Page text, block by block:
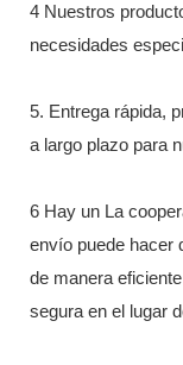
4 Nuestros
necesidades
5. Entrega rápida,
a largo plazo para
6 Hay un La
envío puede hacer
de manera
segura en el lugar